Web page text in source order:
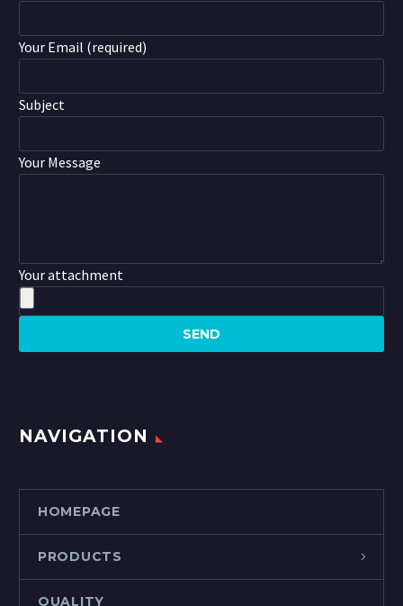
Your Email (required)
Subject
Your Message
Your attachment
NAVIGATION
HOMEPAGE
PRODUCTS
QUALITY